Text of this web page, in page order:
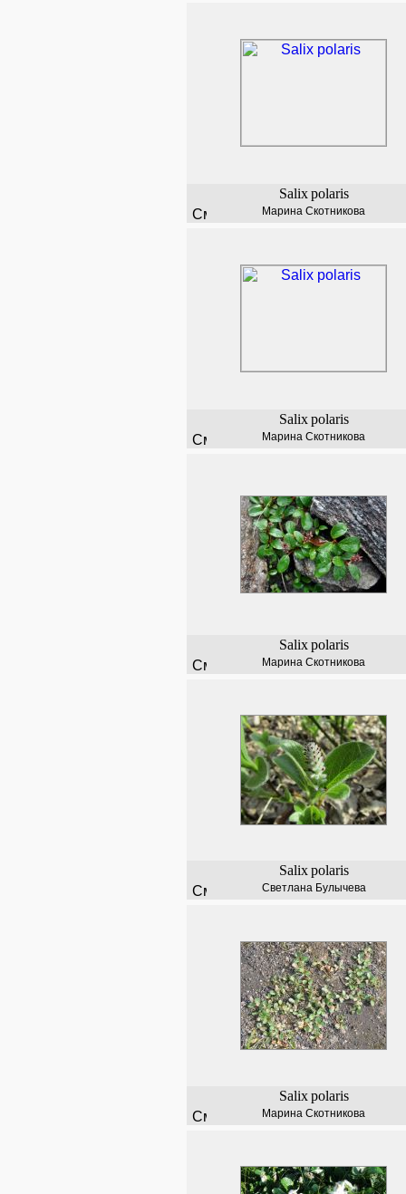
Salix polaris
Марина Скотникова
Salix polaris
Марина Скотникова
Salix polaris
Марина Скотникова
Salix polaris
Светлана Булычева
Salix polaris
Марина Скотникова